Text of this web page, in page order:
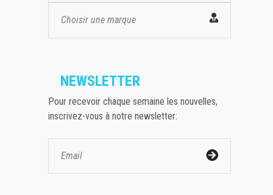
Choisir une marque
NEWSLETTER
Pour recevoir chaque semaine les nouvelles,
inscrivez-vous à notre newsletter: